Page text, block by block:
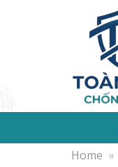
Home »